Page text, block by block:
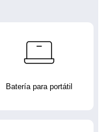
Batería para portátil